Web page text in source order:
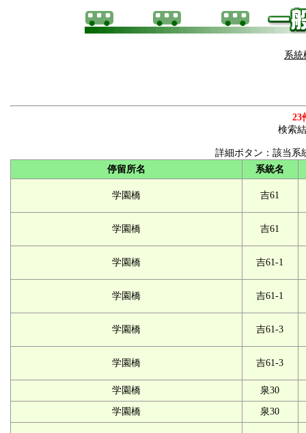
系統
23
検索
詳細ボタン：該当系
停留所名
系統名
学園橋 吉61
学園橋 吉61
学園橋 吉61-1
学園橋 吉61-1
学園橋 吉61-3
学園橋 吉61-3
学園橋 泉30
学園橋 泉30